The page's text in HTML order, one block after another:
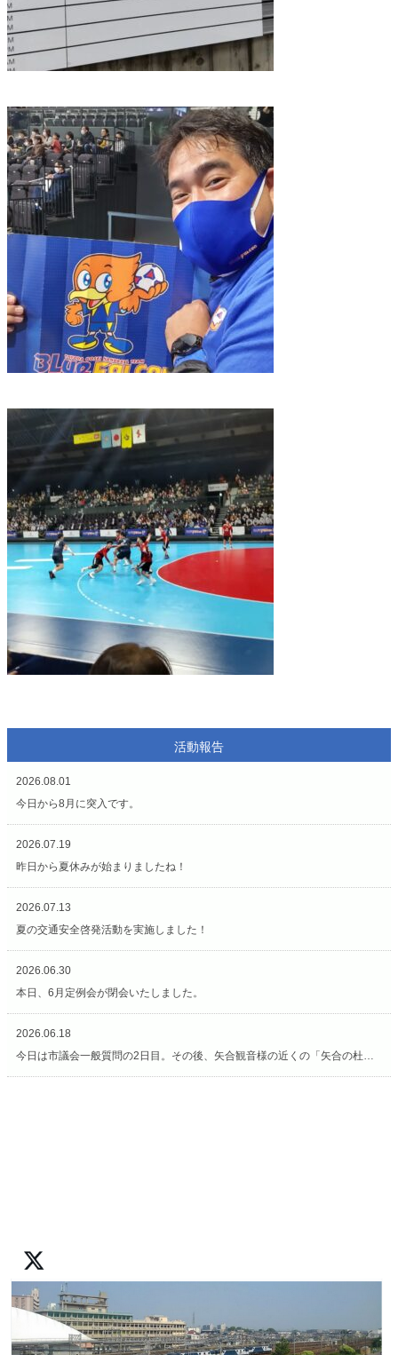
活動報告
2026.08.01
今日から8月に突入です。
2026.07.19
昨日から夏休みが始まりましたね！
2026.07.13
夏の交通安全啓発活動を実施しました！
2026.06.30
本日、6月定例会が閉会いたしました。
2026.06.18
今日は市議会一般質問の2日目。その後、矢合観音様の近くの「矢合の杜」へ。